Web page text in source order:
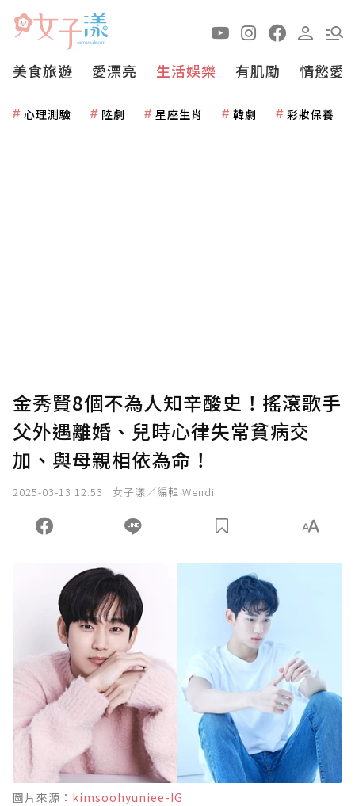
美食旅遊 愛漂亮 生活娛樂 有肌勵 情慾愛
心理測驗 陸劇 星座生肖 韓劇 彩妝保養
金秀賢8個不為人知辛酸史！搖滾歌手
父外遇離婚、兒時心律失常貧病交
加、與母親相依為命！
2025-03-13 12:53 女子漾／編輯 Wendi
圖片來源： kimsoohyuniee-IG